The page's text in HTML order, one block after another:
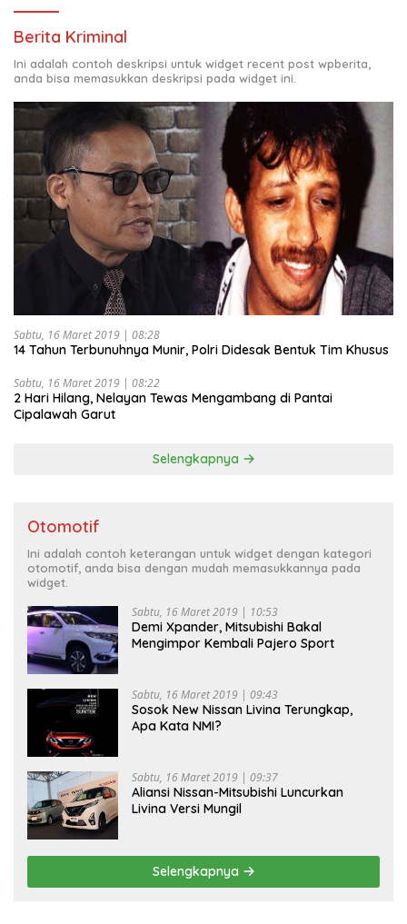
Berita Kriminal
Ini adalah contoh deskripsi untuk widget recent post wpberita,
anda bisa memasukkan deskripsi pada widget ini.
Sabtu, 16 Maret 2019 | 08:28
14 Tahun Terbunuhnya Munir, Polri Didesak Bentuk Tim Khusus
Sabtu, 16 Maret 2019 | 08:22
2 Hari Hilang, Nelayan Tewas Mengambang di Pantai
Cipalawah Garut
Selengkapnya
Otomotif
Ini adalah contoh keterangan untuk widget dengan kategori
otomotif, anda bisa dengan mudah memasukkannya pada
widget.
Sabtu, 16 Maret 2019 | 10:53
Demi Xpander, Mitsubishi Bakal
Mengimpor Kembali Pajero Sport
Sabtu, 16 Maret 2019 | 09:43
Sosok New Nissan Livina Terungkap,
Apa Kata NMI?
Sabtu, 16 Maret 2019 | 09:37
Aliansi Nissan-Mitsubishi Luncurkan
Livina Versi Mungil
Selengkapnya